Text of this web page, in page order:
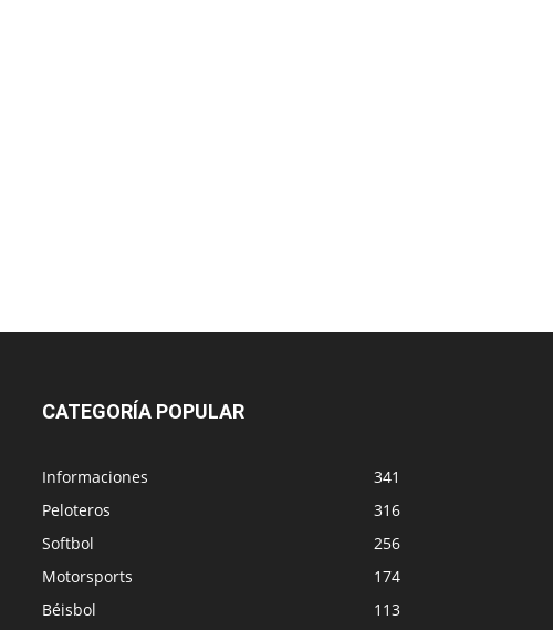
CATEGORÍA POPULAR
Informaciones
341
Peloteros
316
Softbol
256
Motorsports
174
Béisbol
113